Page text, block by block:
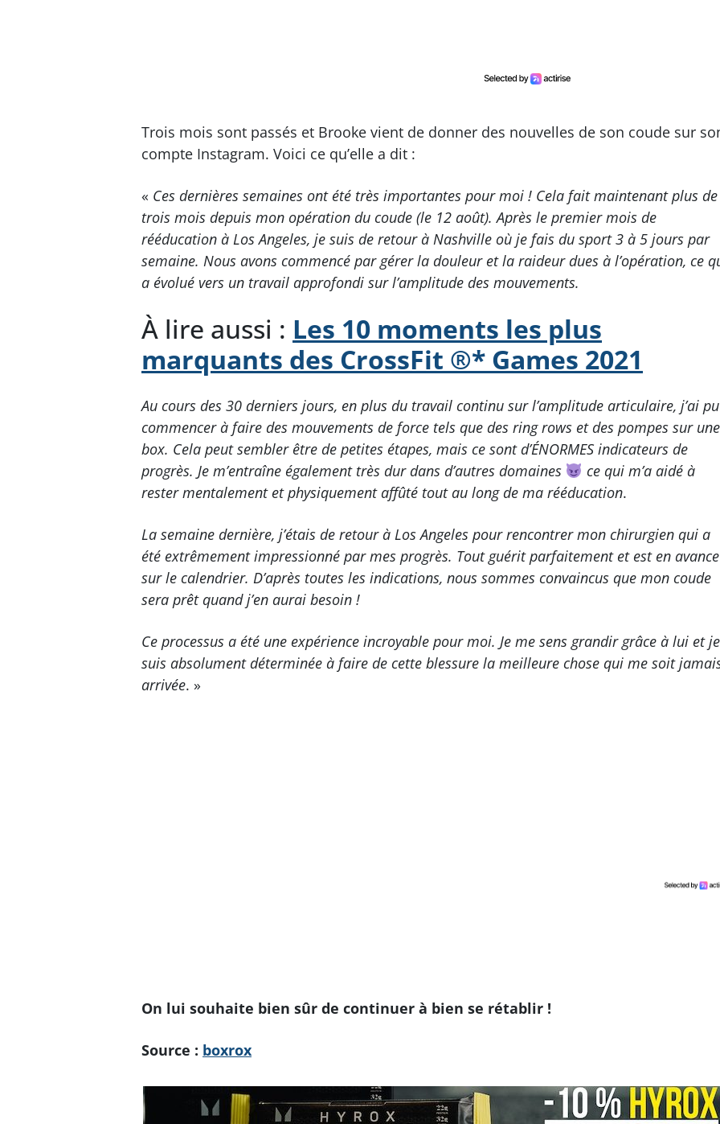
Trois mois sont passés et Brooke vient de donner des nouvelles de son coude sur
compte Instagram. Voici ce qu’elle a dit :
« Ces dernières semaines ont été très importantes pour moi ! Cela fait maintenant plus de
trois mois depuis mon opération du coude (le 12 août). Après le premier mois de
rééducation à Los Angeles, je suis de retour à Nashville où je fais du sport 3 à 5 jours par
semaine. Nous avons commencé par gérer la douleur et la raideur dues à l’opération, ce
a évolué vers un travail approfondi sur l’amplitude des mouvements.
À lire aussi : Les 10 moments les plus
marquants des CrossFit ®* Games 2021
Au cours des 30 derniers jours, en plus du travail continu sur l’amplitude articulaire, j’ai pu
commencer à faire des mouvements de force tels que des ring rows et des pompes sur une
box. Cela peut sembler être de petites étapes, mais ce sont d’ÉNORMES indicateurs de
progrès. Je m’entraîne également très dur dans d’autres domaines
ce qui m’a aidé à
rester mentalement et physiquement affûté tout au long de ma rééducation.
La semaine dernière, j’étais de retour à Los Angeles pour rencontrer mon chirurgien qui a
été extrêmement impressionné par mes progrès. Tout guérit parfaitement et est en avance
sur le calendrier. D’après toutes les indications, nous sommes convaincus que mon coude
sera prêt quand j’en aurai besoin !
Ce processus a été une expérience incroyable pour moi. Je me sens grandir grâce à lui et je
suis absolument déterminée à faire de cette blessure la meilleure chose qui me soit
arrivée. »
On lui souhaite bien sûr de continuer à bien se rétablir !
Source : boxrox